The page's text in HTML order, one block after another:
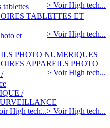
> Voir High tech...
tablettes
TABLETTES ET
> Voir High tech...
et
PHOTO NUMERIQUES
APPAREILS PHOTO
> Voir High tech...
/
> Voir High tech...
High tech...